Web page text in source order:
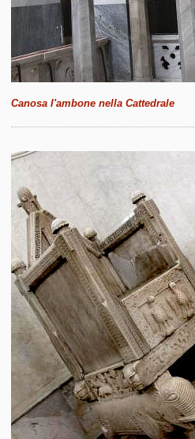
Canosa l'ambone nella Cattedrale